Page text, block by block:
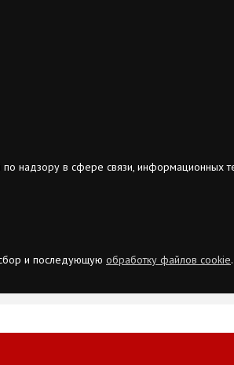
в сфере связи, информационных
и последующую обработку файлов cookie.